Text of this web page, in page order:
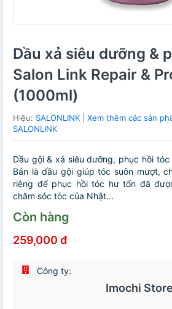
Dầu xả siêu dưỡng &
Salon Link Repair &
(1000ml)
Hiệu: SALONLINK
Xem thêm các sản
SALONLINK
Dầu gội & xả siêu dưỡng, phục hồi
Bản là dầu gội giúp tóc suôn mượt,
riêng để phục hồi tóc hư tổn đã
chăm sóc tóc của Nhật...
Còn hàng
259,000 đ
Công ty:
Imochi Store